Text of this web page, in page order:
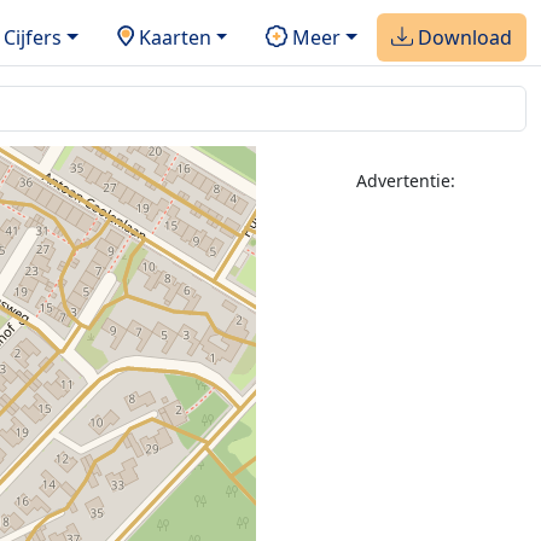
Cijfers Kaarten Meer Download
Advertentie: